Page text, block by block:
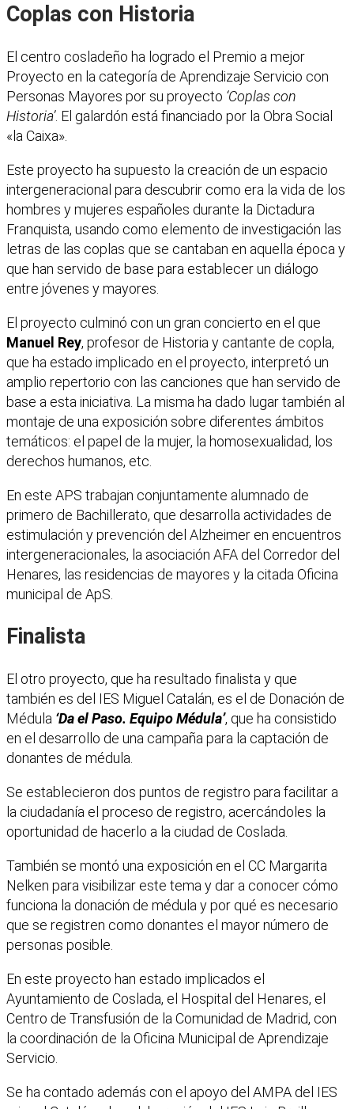
Coplas con Historia
El centro cosladeño ha logrado el Premio a mejor
Proyecto en la categoría de Aprendizaje Servicio con
Personas Mayores por su proyecto ‘Coplas con
Historia’. El galardón está financiado por la Obra Social
«la Caixa».
Este proyecto ha supuesto la creación de un espacio
intergeneracional para descubrir como era la vida de los
hombres y mujeres españoles durante la Dictadura
Franquista, usando como elemento de investigación las
letras de las coplas que se cantaban en aquella época y
que han servido de base para establecer un diálogo
entre jóvenes y mayores.
El proyecto culminó con un gran concierto en el que
Manuel Rey, profesor de Historia y cantante de copla,
que ha estado implicado en el proyecto, interpretó un
amplio repertorio con las canciones que han servido de
base a esta iniciativa. La misma ha dado lugar también al
montaje de una exposición sobre diferentes ámbitos
temáticos: el papel de la mujer, la homosexualidad, los
derechos humanos, etc.
En este APS trabajan conjuntamente alumnado de
primero de Bachillerato, que desarrolla actividades de
estimulación y prevención del Alzheimer en encuentros
intergeneracionales, la asociación AFA del Corredor del
Henares, las residencias de mayores y la citada Oficina
municipal de ApS.
Finalista
El otro proyecto, que ha resultado finalista y que
también es del IES Miguel Catalán, es el de Donación de
Médula ‘Da el Paso. Equipo Médula’, que ha consistido
en el desarrollo de una campaña para la captación de
donantes de médula.
Se establecieron dos puntos de registro para facilitar a
la ciudadanía el proceso de registro, acercándoles la
oportunidad de hacerlo a la ciudad de Coslada.
También se montó una exposición en el CC Margarita
Nelken para visibilizar este tema y dar a conocer cómo
funciona la donación de médula y por qué es necesario
que se registren como donantes el mayor número de
personas posible.
En este proyecto han estado implicados el
Ayuntamiento de Coslada, el Hospital del Henares, el
Centro de Transfusión de la Comunidad de Madrid, con
la coordinación de la Oficina Municipal de Aprendizaje
Servicio.
Se ha contado además con el apoyo del AMPA del IES